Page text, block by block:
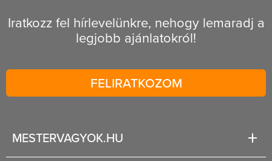
Iratkozz fel hírlevelünkre, nehogy lemaradj a
legjobb ajánlatokról!
FELIRATKOZOM
MESTERVAGYOK.HU